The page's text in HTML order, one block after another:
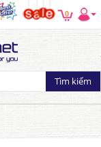
0